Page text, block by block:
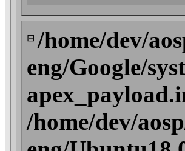
⊟ /home/dev/
eng/Google/
/home/dev/